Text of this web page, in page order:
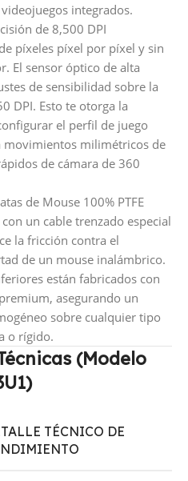
integrados.
de 8,500 DPI
píxeles píxel por píxel y sin
El sensor óptico de alta
de sensibilidad sobre la
DPI. Esto te otorga la
el perfil de juego
movimientos milimétricos de
de cámara de 360
de Mouse 100% PTFE
un cable trenzado especial
la fricción contra el
de un mouse inalámbrico.
están fabricados con
asegurando un
sobre cualquier tipo
o rígido.
(Modelo
TÉCNICO DE